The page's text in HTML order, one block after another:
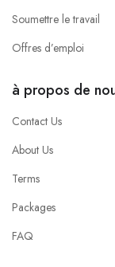
Soumettre le travail
Offres d’emploi
à propos de
Contact Us
About Us
Terms
Packages
FAQ